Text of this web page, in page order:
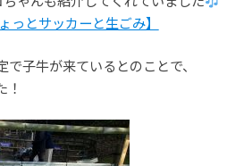
っとサッカーと生ごみ】
子牛が来ているとのことで、